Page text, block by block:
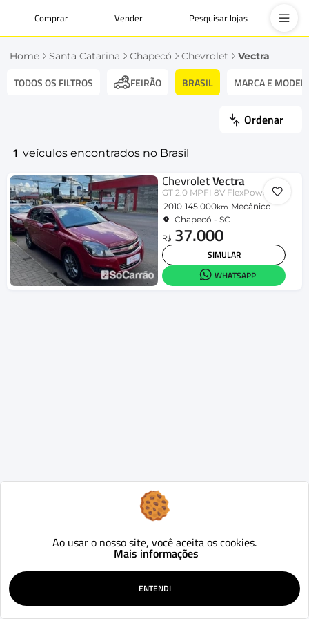
Comprar Vender Pesquisar lojas
Home Santa Catarina Chapecó Chevrolet Vectra
TODOS OS FILTROS FEIRÃO BRASIL MARCA E
Ordenar
1 veículos encontrados no Brasil
ChevroletVectra
GT 2.0 MPFI 8V FlexPower Mec.
2010 145.000km Mecânico
Chapecó - SC
R$ 37.000
SIMULAR
WHATSAPP
Ao usar o nosso site, você aceita os cookies.
Mais informações
ENTENDI